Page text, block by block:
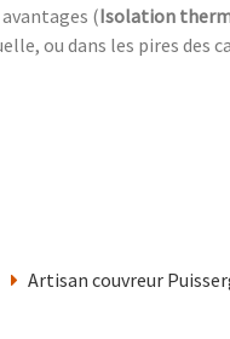
(Isolation
ou dans les pires des
Artisan couvreur